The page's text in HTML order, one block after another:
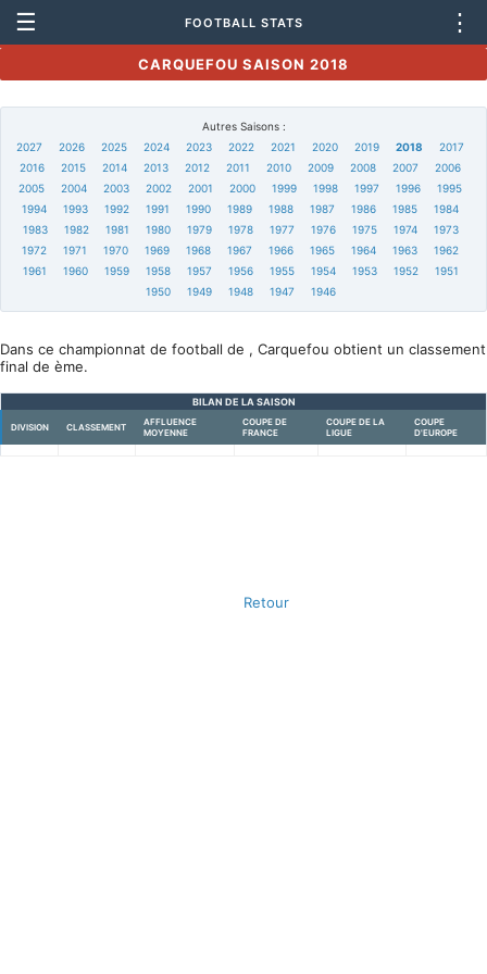
☰ FOOTBALL STATS ⋮
CARQUEFOU SAISON 2018
Autres Saisons :
2027
2026 2025 2024 2023 2022 2021 2020 2019 2018
2017
2016
2015 2014 2013 2012 2011 2010 2009 2008 2007
2006
2005
2004 2003 2002 2001 2000 1999 1998 1997 1996
1995
1994
1993 1992 1991 1990 1989 1988 1987 1986 1985
1984
1983
1982 1981 1980 1979 1978 1977 1976 1975 1974
1973
1972
1971 1970 1969 1968 1967 1966 1965 1964 1963
1962
1961
1960 1959 1958 1957 1956 1955 1954 1953 1952
1951
1950
1949 1948 1947 1946
Dans ce championnat de football de , Carquefou obtient un classement
final de ème.
BILAN DE LA SAISON
DIVISION CLASSEMENT
AFFLUENCE
MOYENNE
COUPE DE
FRANCE
COUPE DE LA
LIGUE
COUPE
D'EUROPE
Retour